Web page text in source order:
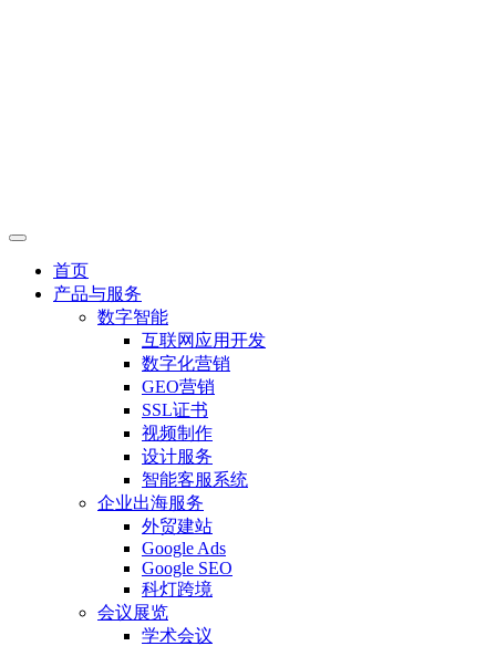
首页
产品与服务
数字智能
互联网应用开发
数字化营销
GEO营销
SSL证书
视频制作
设计服务
智能客服系统
企业出海服务
外贸建站
Google Ads
Google SEO
科灯跨境
会议展览
学术会议